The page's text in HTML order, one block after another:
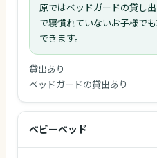
原ではベッドガードの貸し
で寝慣れていないお子様で
できます。
貸出あり
ベッドガードの貸出あり
ベビーベッド